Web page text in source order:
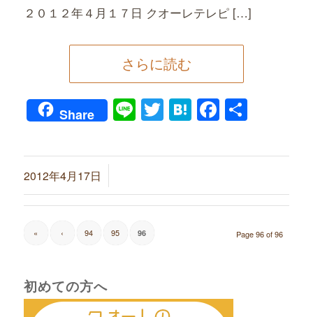
２０１２年４月１７日 クオーレテレピ […]
さらに読む
Share LineTwitter
Hatena共
2012年4月17日
/
Page 96 of 96
« ‹ 94 95 96
初めての方へ